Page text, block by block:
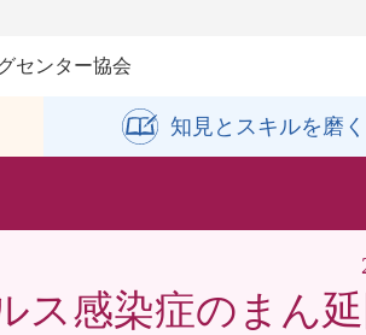
センター協会
知見と スキルを磨く
ス感染症のまん